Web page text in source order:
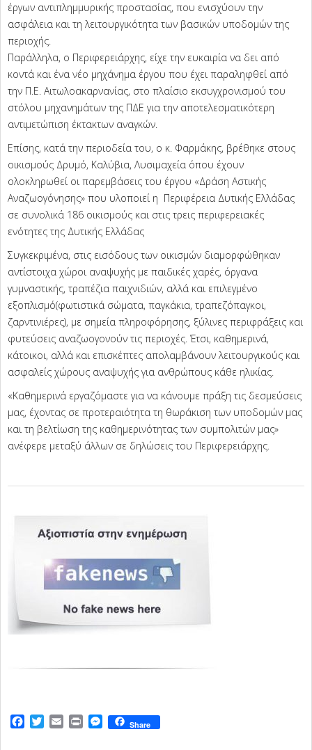
έργων αντιπλημμυρικής προστασίας, που ενισχύουν την
ασφάλεια και τη λειτουργικότητα των βασικών υποδομών της
περιοχής.
Παράλληλα, ο Περιφερειάρχης, είχε την ευκαιρία να δει από
κοντά και ένα νέο μηχάνημα έργου που έχει παραληφθεί από
την Π.Ε. Αιτωλοακαρνανίας, στο πλαίσιο εκσυγχρονισμού του
στόλου μηχανημάτων της ΠΔΕ για την αποτελεσματικότερη
αντιμετώπιση έκτακτων αναγκών.
Επίσης, κατά την περιοδεία του, ο κ. Φαρμάκης, βρέθηκε στους
οικισμούς Δρυμό, Καλύβια, Λυσιμαχεία όπου έχουν
ολοκληρωθεί οι παρεμβάσεις του έργου «Δράση Αστικής
Αναζωογόνησης» που υλοποιεί η Περιφέρεια Δυτικής Ελλάδας
σε συνολικά 186 οικισμούς και στις τρεις περιφερειακές
ενότητες της Δυτικής Ελλάδας
Συγκεκριμένα, στις εισόδους των οικισμών διαμορφώθηκαν
αντίστοιχα χώροι αναψυχής με παιδικές χαρές, όργανα
γυμναστικής, τραπέζια παιχνιδιών, αλλά και επιλεγμένο
εξοπλισμό(φωτιστικά σώματα, παγκάκια, τραπεζόπαγκοι,
ζαρντινιέρες), με σημεία πληροφόρησης, ξύλινες περιφράξεις και
φυτεύσεις αναζωογονούν τις περιοχές. Έτσι, καθημερινά,
κάτοικοι, αλλά και επισκέπτες απολαμβάνουν λειτουργικούς και
ασφαλείς χώρους αναψυχής για ανθρώπους κάθε ηλικίας.
«Καθημερινά εργαζόμαστε για να κάνουμε πράξη τις δεσμεύσεις
μας, έχοντας σε προτεραιότητα τη θωράκιση των υποδομών μας
και τη βελτίωση της καθημερινότητας των συμπολιτών μας»
ανέφερε μεταξύ άλλων σε δηλώσεις του Περιφερειάρχης.
Facebook
TwitterEmailPrintMessenger
Share